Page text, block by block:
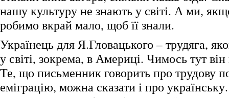
нашу культуру не знають у світі. А ми,
робимо вкрай мало, щоб її знали.
Українець для Я.Гловацького – трудяга,
у світі, зокрема, в Америці. Чимось тут
Те, що письменник говорить про трудову
еміграцію, можна сказати і про